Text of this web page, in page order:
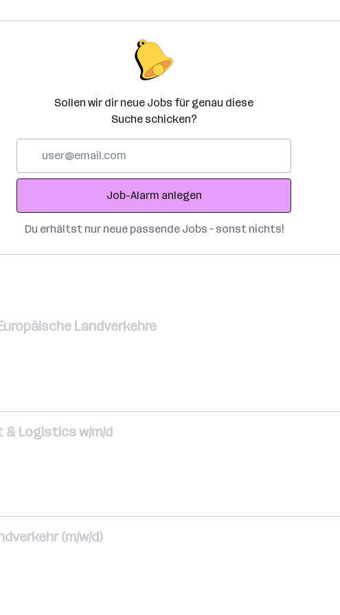
Sollen wir dir neue Jobs für genau diese
Suche schicken?
Adresse
Job-Alarm anlegen
Du erhältst nur neue passende Jobs – sonst nichts!
Landverkehre
Logistics w/m/d
(m/w/d)